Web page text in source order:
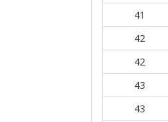
41
42
42
43
43